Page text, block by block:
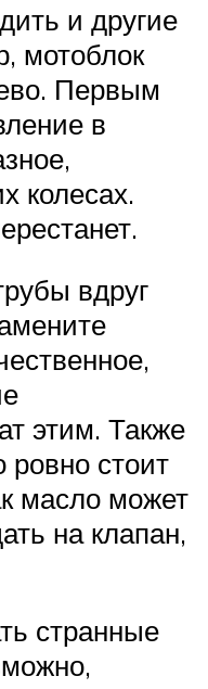
и другие
мотоблок
Первым
в
колесах.
вдруг
этим. Также
ровно стоит
масло может
на клапан,
странные